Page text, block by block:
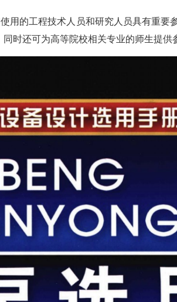
用的工程技术人员和研究人员具有重要
时还可为高等院校相关专业的师生提供